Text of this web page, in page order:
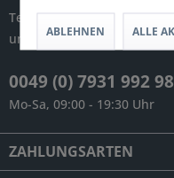
Telefonische
unter:
0049 (0) 7931 992
Mo-Sa, 09:00 - 19:30 Uhr
ZAHLUNGSARTEN
ABLEHNEN ALLE